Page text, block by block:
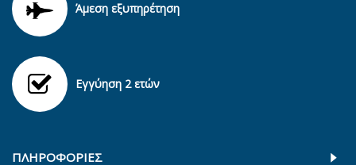
Άμεση εξυπηρέτηση
Εγγύηση 2 ετών
ΠΛΗΡΟΦΟΡΊΕΣ